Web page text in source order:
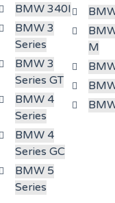
BMW 340I
BMW 3
Series
BMW 3
Series GT
BMW 4
Series
BMW 4
Series GC
BMW 5
Series
M